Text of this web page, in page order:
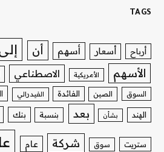
TAGS
أرباح أسعار أسهم أن
الأسهم الأمريكية الاصطناعي
السوق الصين الفائدة الفيدرالي
الهند بشأن بعد بنسبة بنك
ستريت سوق شركة عام